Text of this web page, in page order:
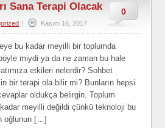
0
Sana Terapi Olacak
| Kasım 16, 2017
bu kadar meyilli bir toplumda
miydi ya da ne zaman bu hale
etkileri nelerdir? Sohbet
bir terapi ola bilir mi? Bunların hepsi
oldukça belirgin. Toplum
meyilli değildi çünkü teknoloji bu
oğlunun […]